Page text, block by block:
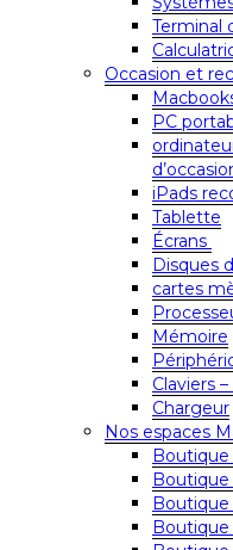
Terminal
Occasion et
PC
iPads
Tablette
Écrans
Disques
cartes
Mémoire
Claviers
Chargeur
Nos espaces
Boutique
Boutique
Boutique
Boutique